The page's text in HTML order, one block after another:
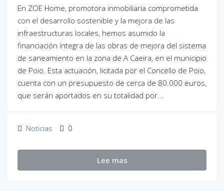
En ZOE Home, promotora inmobiliaria comprometida
con el desarrollo sostenible y la mejora de las
infraestructuras locales, hemos asumido la
financiación íntegra de las obras de mejora del sistema
de saneamiento en la zona de A Caeira, en el municipio
de Poio. Esta actuación, licitada por el Concello de Poio,
cuenta con un presupuesto de cerca de 80.000 euros,
que serán aportados en su totalidad por...
Noticias 0
Lee mas